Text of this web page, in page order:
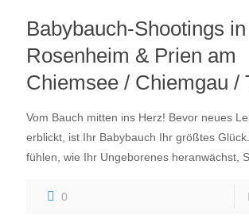
Babybauch-Shootings in
Rosenheim & Prien am
Chiemsee / Chiemgau /
Vom Bauch mitten ins Herz! Bevor neues
erblickt, ist Ihr Babybauch Ihr größtes
fühlen, wie Ihr Ungeborenes heranwächst,
0